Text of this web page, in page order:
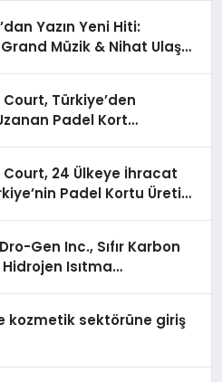
Yazın Yeni Hiti:
Müzik & Nihat Ulaş
Court, Türkiye’den
Padel Kort
Court, 24 Ülkeye İhracat
Padel Kortu Üretim
Gen Inc., Sıfır Karbon
Isıtma
kozmetik sektörüne giriş